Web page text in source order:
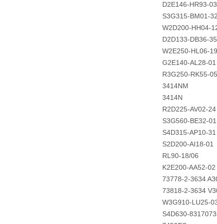
D2E146-HR93-03
S3G315-BM01-
W2D200-HH04-
D2D133-DB36-35
W2E250-HL06-19
G2E140-AL28-01
R3G250-RK55-05
3414NM
3414N
R2D225-AV02-24
S3G560-BE32-01
S4D315-AP10-31
S2D200-AI18-01
RL90-18/06
K2E200-AA52-02
73778-2-3634
73818-2-3634
W3G910-LU25-
S4D630-